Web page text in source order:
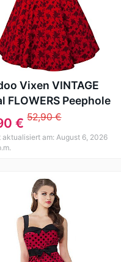
Vixen VINTAGE
FLOWERS Peephole
KLEID Rockabilly
€52,90 €
aktualisiert am: August 6, 2026